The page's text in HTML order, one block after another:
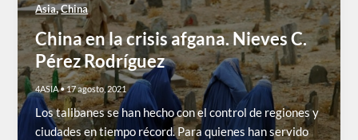
Asia,China
China en la crisis afgana. Nieves C.
Pérez Rodríguez
4ASIA•17 agosto, 2021
Los talibanes se han hecho con el control de regiones y
ciudades en tiempo récord. Para quienes han servido